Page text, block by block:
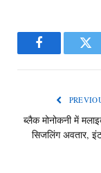
Facebook
ब्लैक मोनोकनी में
सिजलिंग अवतार,